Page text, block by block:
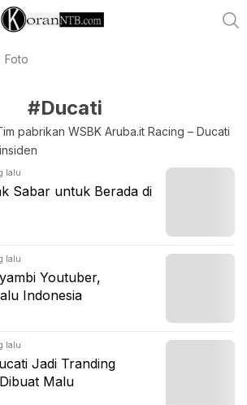
Foto
#Ducati
pabrikan WSBK Aruba.it Racing – Ducati
lalu
Sabar untuk Berada di
lalu
Youtuber,
Indonesia
lalu
Jadi Tranding
Malu